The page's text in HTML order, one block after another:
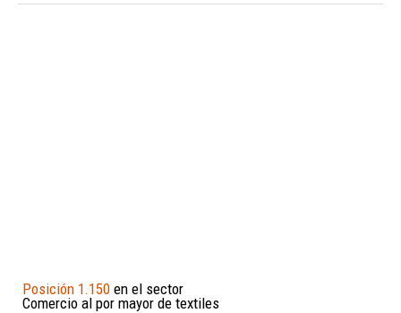
Posición 1.150 en el sector
Comercio al por mayor de textiles